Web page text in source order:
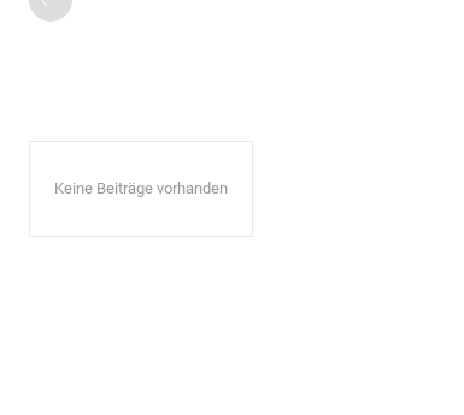
Keine Beiträge vorhanden